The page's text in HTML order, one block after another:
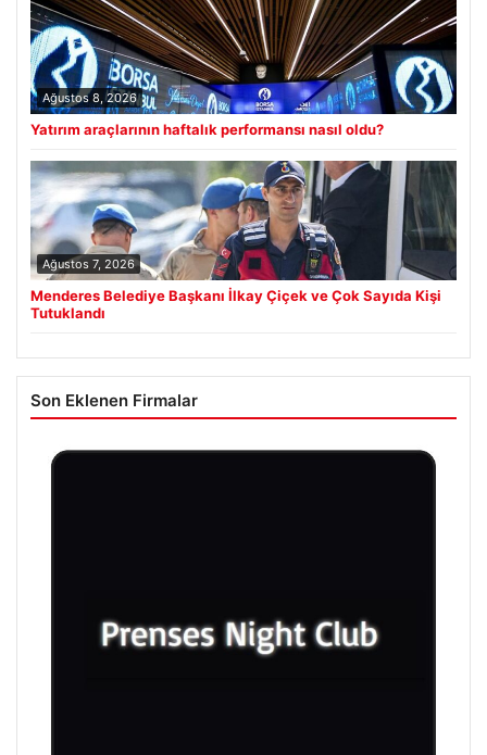
Ağustos 8, 2026
Yatırım araçlarının haftalık performansı nasıl oldu?
Ağustos 7, 2026
Menderes Belediye Başkanı İlkay Çiçek ve Çok Sayıda Kişi
Tutuklandı
Son Eklenen Firmalar